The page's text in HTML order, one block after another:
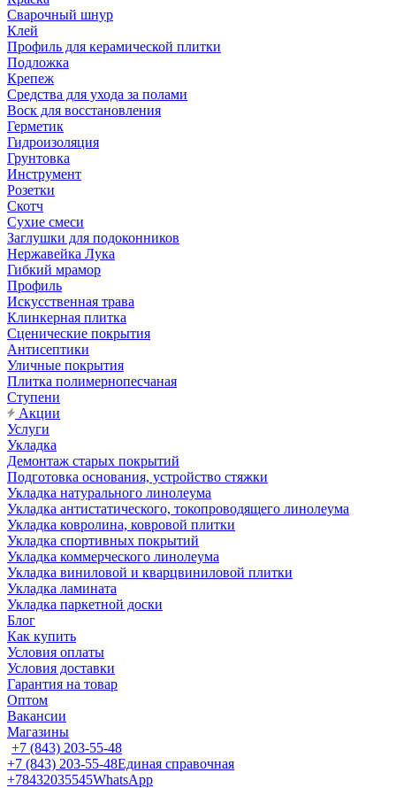
Сварочный шнур
Клей
Профиль для керамической плитки
Подложка
Крепеж
Средства для ухода за полами
Воск для восстановления
Герметик
Гидроизоляция
Грунтовка
Инструмент
Розетки
Скотч
Сухие смеси
Заглушки для подоконников
Нержавейка Лука
Гибкий мрамор
Профиль
Искусственная трава
Клинкерная плитка
Сценические покрытия
Антисептики
Уличные покрытия
Плитка полимернопесчаная
Ступени
Акции
Услуги
Укладка
Демонтаж старых покрытий
Подготовка основания, устройство стяжки
Укладка натурального линолеума
Укладка антистатического, токопроводящего линолеума
Укладка ковролина, ковровой плитки
Укладка спортивных покрытий
Укладка коммерческого линолеума
Укладка виниловой и кварцвиниловой плитки
Укладка ламината
Укладка паркетной доски
Блог
Как купить
Условия оплаты
Условия доставки
Гарантия на товар
Оптом
Вакансии
Магазины
+7 (843) 203-55-48
+7 (843) 203-55-48Единая справочная
+78432035545WhatsApp